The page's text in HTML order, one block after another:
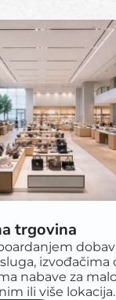
trgovina
izvođačima
nabave za
ili više lokacija.